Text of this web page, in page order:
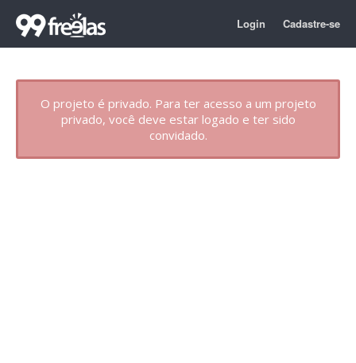
Login Cadastre-se
O projeto é privado. Para ter acesso a um projeto
privado, você deve estar logado e ter sido
convidado.